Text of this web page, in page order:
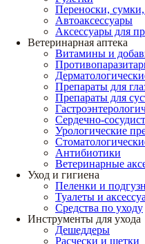
Переноски,
Автоаксессуары
Аксессуары для
Ветеринарная аптека
Витамины и
Препараты для
Препараты для
Сердечно-
Урологические
Антибиотики
Ветеринарные
Уход и гигиена
Пеленки и
Туалеты и
Средства по уходу
Инструменты для ухода
Дешеддеры
Расчески и щетки